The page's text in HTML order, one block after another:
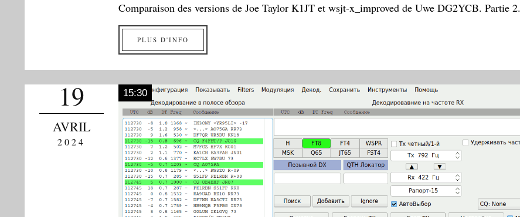
Comparaison des versions de Joe Taylor K1JT et wsjt-x_improved de Uwe DG2YCB. Partie 2.
PLUS D'INFO
19
AVRIL
2024
15:30